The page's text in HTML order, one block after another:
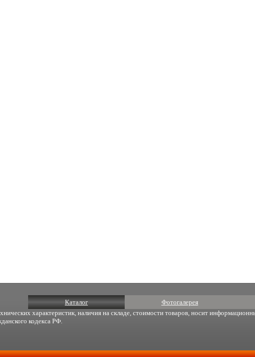
Каталог Фотогалерея
характеристик, наличия на складе, стоимости товаров, носит
кодекса РФ.